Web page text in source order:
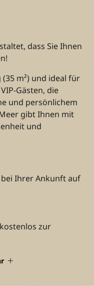
dass Sie Ihnen
m²) und ideal für
Gästen, die
und persönlichem
gibt Ihnen mit
und
bei Ihrer Ankunft auf
zur